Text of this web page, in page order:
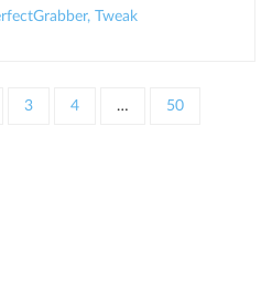
, Tweak
3 4 …
50